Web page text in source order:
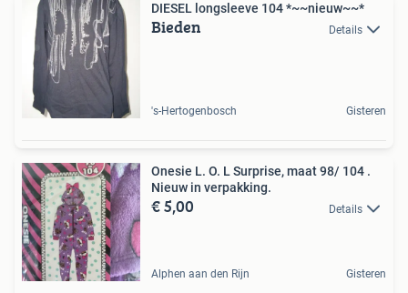
DIESEL longsleeve 104 *~~nieuw~~*
Bieden Details
's-Hertogenbosch Gisteren
Onesie L. O. L Surprise, maat 98/ 104 .
Nieuw in verpakking.
€ 5,00 Details
Alphen aan den Rijn Gisteren